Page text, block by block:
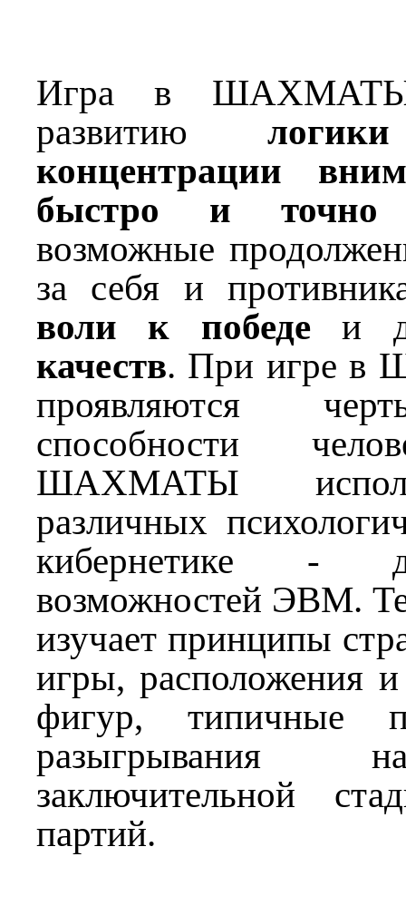
Игра в ШАХМАТЫ
развитию
концентрации
быстро и точно
возможные
за себя и
воли к победеи
качеств. При игре
проявляются
способности
ШАХМАТЫ
различных
кибернетике -
возможностей ЭВМ.
изучает принципы
игры, расположения и
фигур, типичные
разыгрывания
заключительной
партий.